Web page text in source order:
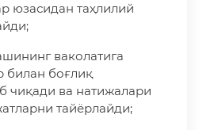
юзасидан таҳлилий
ваколатига
билан боғлиқ
чиқади ва натижалари
тайёрлайди;